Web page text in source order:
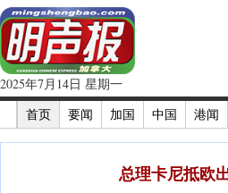
2025年7月14日 星期一
首页
要闻 加国 中国 港闻
总理卡尼抵欧